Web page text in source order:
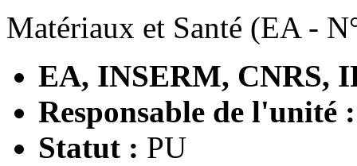
Matériaux et Santé (EA -
EA, INSERM, CNRS,
Responsable de l'unité
Statut : PU